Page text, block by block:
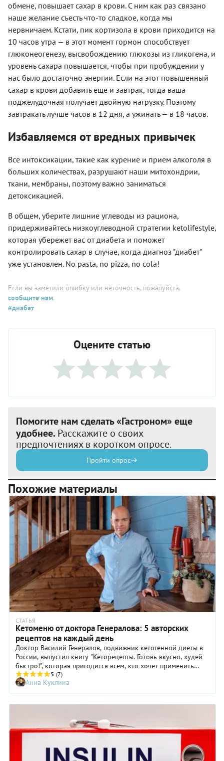
обмене, повышает сахар в крови. С ним как раз связано
наше желание съесть что-то сладкое, когда мы
нервничаем. Кстати, пик кортизола в крови приходится на
10 часов утра — в этот момент гормон способствует
глюконеогенезу, высвобождению глюкозы из гликогена, и
уровень сахара повышается, чтобы при пробуждении у
нас было достаточно энергии. Если на этот повышенный
сахар в крови добавить еще и завтрак, тогда ваша
поджелудочная получает двойную нагрузку. Поэтому
завтракать лучше часов в 12 дня, а ужинать — в 18 часов.
Избавляемся от вредных привычек
Все интоксикации, такие как курение и прием алкоголя в
больших количествах, разрушают наши митохондрии,
ткани, мембраны, поэтому важно заниматься
детоксикацией.
В общем, уберите лишние углеводы из рациона,
придерживайтесь низкоуглеводной стратегии ketolifestyle,
которая убережет вас от диабета и поможет
контролировать сахар в случае, когда диагноз "диабет"
уже установлен. No pasta, no pizza, no cola!
Если вы заметили ошибку или неточность, пожалуйста,
сообщите нам.
#диабет
Оцените статью
Помогите нам сделать «Гастроном» еще
удобнее. Расскажите о своих
предпочтениях в коротком опросе.
Пройти опрос
Похожие материалы
СТАТЬЯ
Кетоменю от доктора Генералова: 5 авторских
рецептов на каждый день
Доктор Василий Генералов, подвижник кетогенной диеты в
России, выпустил книгу "Кеторецепты. Готовь вкусно, худей
быстро!", которая пригодится всем, кто хочет применить
концепцию ketolifestyle на практике. Мы выбрали пять
интересных кеторецептов и составили из них кетоменю: от
закусок до десерта.
5 (7)
Анна Куклина